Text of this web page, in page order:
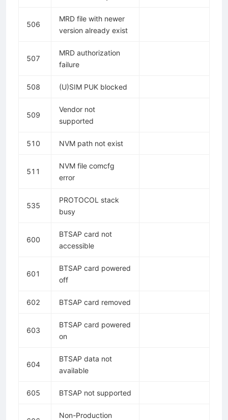
506
MRD file with newer
version already exist
507
MRD authorization
failure
508 (U)SIM PUK blocked
509
Vendor not
supported
510 NVM path not exist
511
NVM file comcfg
error
535
PROTOCOL stack
busy
600
BTSAP card not
accessible
601
BTSAP card powered
off
602 BTSAP card removed
603
BTSAP card powered
on
604
BTSAP data not
available
605 BTSAP not supported
Non-Production